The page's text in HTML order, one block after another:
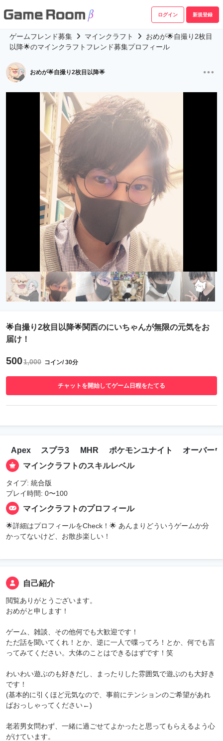
ログイン 新規登録
ゲームフレンド募集 マインクラフト
おめが🌟自撮り2枚目
以降🌟のマインクラフトフレンド募集プロフィール
おめが🌟自撮り2枚目以降🌟
🌟自撮り2枚目以降🌟関西のにいちゃんが無限の元気をお
届け！
5001,000 コイン/ 30分
チャットを開始してゲーム日程をたてる
Apex スプラ3 MHR ポケモンユナイト
オーバー
マインクラフトのスキルレベル
タイプ: 統合版
プレイ時間: 0〜100
マインクラフトのプロフィール
🌟詳細はプロフィールをCheck！🌟 あんまりどういうゲームか分
かってないけど、お散歩楽しい！
自己紹介
閲覧ありがとうございます。
おめがと申します！
ゲーム、雑談、その他何でも大歓迎です！
ただ話を聞いてくれ！とか、逆に一人で喋ってろ！とか、何でも言
ってみてください。大体のことはできるはずです！笑
わいわい遊ぶのも好きだし、まったりした雰囲気で遊ぶのも大好き
です！
(基本的に引くほど元気なので、事前にテンションのご希望があれ
ばおっしゃってください←)
老若男女問わず、一緒に過ごせてよかったと思ってもらえるよう心
がけています。